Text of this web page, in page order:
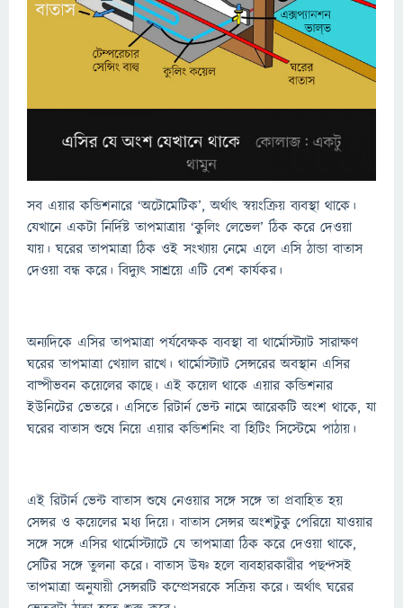
সব এয়ার কন্ডিশনারে ‘অটোমেটিক’, অর্থাৎ স্বয়ংক্রিয় ব্যবস্থা থাকে।
যেখানে একটা নির্দিষ্ট তাপমাত্রায় ‘কুলিং লেভেল’ ঠিক করে দেওয়া
যায়। ঘরের তাপমাত্রা ঠিক ওই সংখ্যায় নেমে এলে এসি ঠান্ডা বাতাস
দেওয়া বন্ধ করে। বিদ্যুৎ সাশ্রয়ে এটি বেশ কার্যকর।
অন্যদিকে এসির তাপমাত্রা পর্যবেক্ষক ব্যবস্থা বা থার্মোস্ট্যাট সারাক্ষণ
ঘরের তাপমাত্রা খেয়াল রাখে। থার্মোস্ট্যাট সেন্সরের অবস্থান এসির
বাষ্পীভবন কয়েলের কাছে। এই কয়েল থাকে এয়ার কন্ডিশনার
ইউনিটের ভেতরে। এসিতে রিটার্ন ভেন্ট নামে আরেকটি অংশ থাকে, যা
ঘরের বাতাস শুষে নিয়ে এয়ার কন্ডিশনিং বা হিটিং সিস্টেমে পাঠায়।
এই রিটার্ন ভেন্ট বাতাস শুষে নেওয়ার সঙ্গে সঙ্গে তা প্রবাহিত হয়
সেন্সর ও কয়েলের মধ্য দিয়ে। বাতাস সেন্সর অংশটুকু পেরিয়ে যাওয়ার
সঙ্গে সঙ্গে এসির থার্মোস্ট্যাটে যে তাপমাত্রা ঠিক করে দেওয়া থাকে,
সেটির সঙ্গে তুলনা করে। বাতাস উষ্ণ হলে ব্যবহারকারীর পছন্দসই
তাপমাত্রা অনুযায়ী সেন্সরটি কম্প্রেসরকে সক্রিয় করে। অর্থাৎ ঘরের